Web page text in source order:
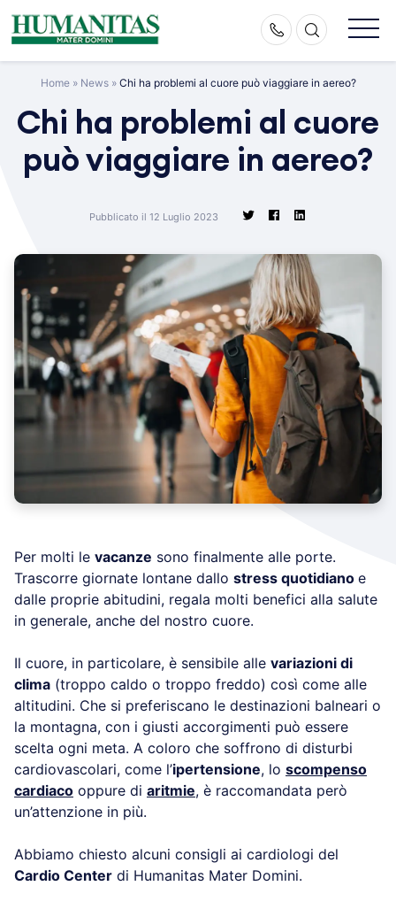
Skip
to
Home» News» Chi ha problemi al cuore può viaggiare in aereo?
Chi ha problemi al cuore
può viaggiare in aereo?
Pubblicato il 12 Luglio 2023
Per molti le vacanze sono finalmente alle porte.
Trascorre giornate lontane dallo stress quotidiano e
dalle proprie abitudini, regala molti benefici alla salute
in generale, anche del nostro cuore.
Il cuore, in particolare, è sensibile alle variazioni di
clima (troppo caldo o troppo freddo) così come alle
altitudini. Che si preferiscano le destinazioni balneari o
la montagna, con i giusti accorgimenti può essere
scelta ogni meta. A coloro che soffrono di disturbi
cardiovascolari, come l’ipertensione, lo scompenso
cardiaco oppure di aritmie, è raccomandata però
un’attenzione in più.
Abbiamo chiesto alcuni consigli ai cardiologi del
Cardio Center di Humanitas Mater Domini.